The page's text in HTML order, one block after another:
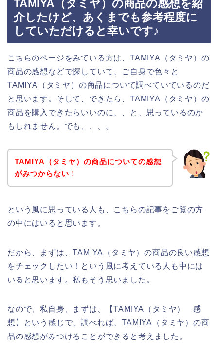
TAMIYA（タミヤ）の商品の感想を紹
介したけど、あくまでも参考程度に
していただけると幸いです♪
こちらのページをみている方は、TAMIYA（タミヤ）の
商品の感想などで探していて、ご自身で色々と
TAMIYA（タミヤ）の商品について調べていているのだ
と思います。そして、できたら、TAMIYA（タミヤ）の
商品を購入できたらいいのに、、と、思っているのか
もしれません。でも、、、。
TAMIYA（タミヤ）の商品についての感想
がみつからない！
という風に思っている人も、こちらの記事をご覧の方
の中にはいると思います。
だから、まずは、TAMIYA（タミヤ）の商品の良い感想
をチェックしたい！という風に考えている人も中には
いると思います。私もそう思いました。
なので、私自身、まずは、【TAMIYA（タミヤ） 感
想】という感じで、調べれば、TAMIYA（タミヤ）の商
品の感想がみつけることができると考えました。